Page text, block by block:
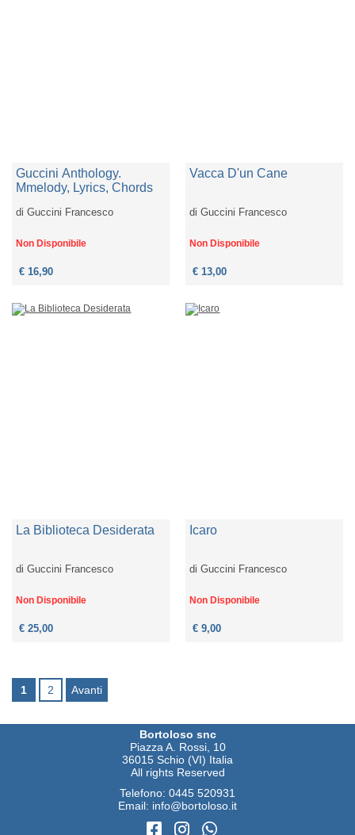
Guccini Anthology.
Mmelody, Lyrics, Chords
diGuccini Francesco
Non Disponibile
€ 16,90
Vacca D'un Cane
diGuccini Francesco
Non Disponibile
€ 13,00
La Biblioteca Desiderata
diGuccini Francesco
Non Disponibile
€ 25,00
Icaro
diGuccini Francesco
Non Disponibile
€ 9,00
1 2 Avanti
Bortoloso snc
Piazza A. Rossi, 10
36015 Schio (VI) Italia
All rights Reserved
Telefono: 0445 520931
Email: info@bortoloso.it